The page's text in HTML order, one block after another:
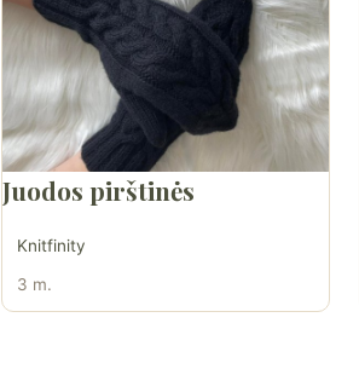
Juodos pirštinės
Knitfinity
3 m.